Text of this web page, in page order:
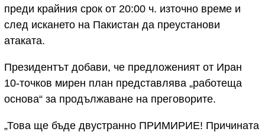
преди крайния срок от 20:00 ч. източно време и
след искането на Пакистан да преустанови
атаката.
Президентът добави, че предложеният от Иран
10-точков мирен план представлява „работеща
основа“ за продължаване на преговорите.
„Това ще бъде двустранно ПРИМИРИЕ! Причината